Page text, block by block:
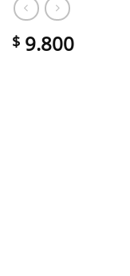
$ 9.800